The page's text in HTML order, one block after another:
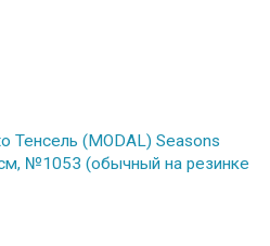
Тенсель (MODAL) Seasons
№1053 (обычный на резинке